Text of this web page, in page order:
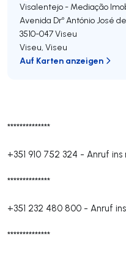
**************
+351 910 752 324 - Anruf
**************
+351 232 480 800 - Anruf
**************
Visalentejo - Mediação
Avenida Drº António José
3510-047Viseu
Viseu, Viseu
Auf Karten anzeigen